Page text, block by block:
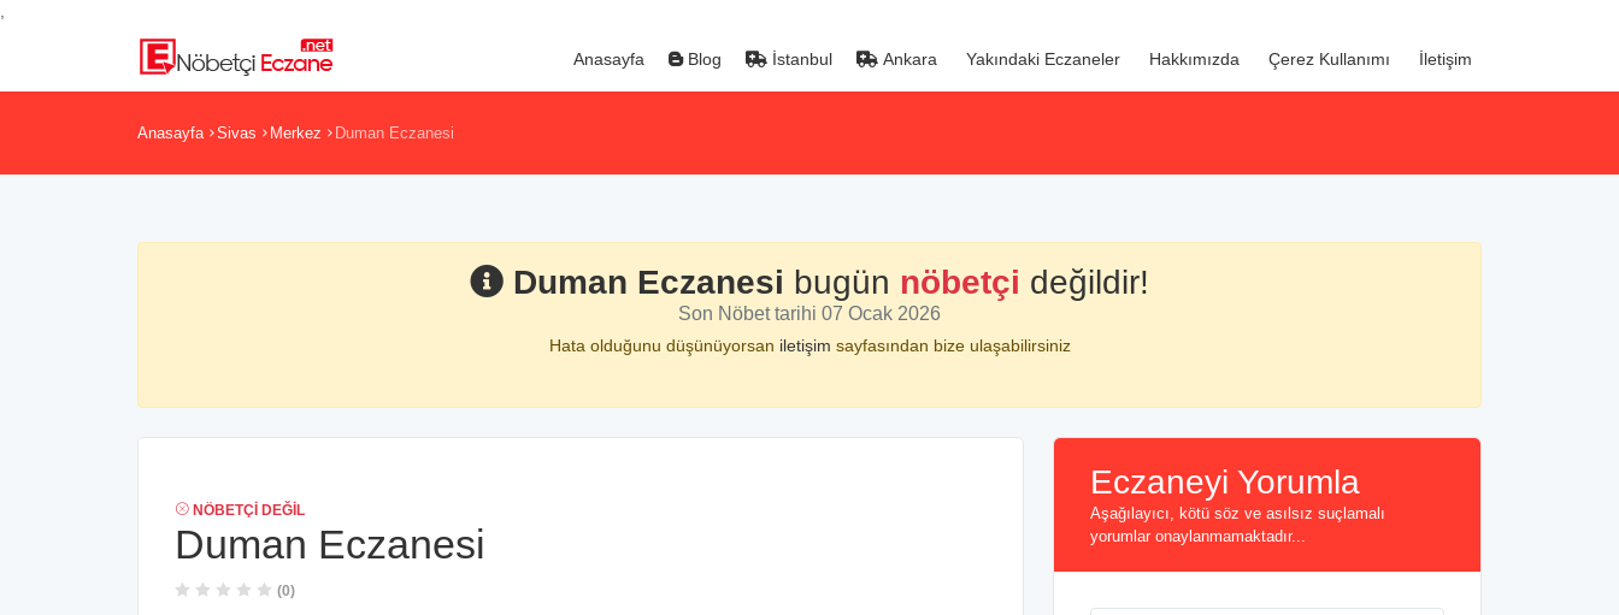
Anasayfa Blog İstanbul Ankara Yakındaki Eczaneler Hakkımızda Çerez Kullanımı İletişim
Anasayfa Sivas Merkez Duman Eczanesi
Duman Eczanesi bugün nöbetçi değildir!
Son Nöbet tarihi 07 Ocak 2026
Hata olduğunu düşünüyorsan iletişim sayfasından bize ulaşabilirsiniz
NÖBETÇI DEĞIL
Duman Eczanesi
(0)
Eczaneyi Yorumla
Aşağılayıcı, kötü söz ve asılsız suçlamalı
yorumlar onaylanmamaktadır...